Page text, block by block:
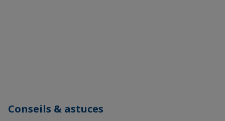
Conseils & astuces